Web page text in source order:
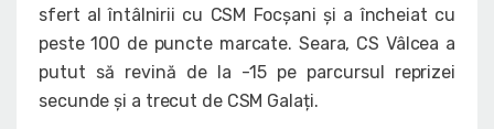
sfert al întâlnirii cu CSM Focșani și a încheiat cu
peste 100 de puncte marcate. Seara, CS Vâlcea a
putut să revină de la -15 pe parcursul reprizei
secunde și a trecut de CSM Galați.